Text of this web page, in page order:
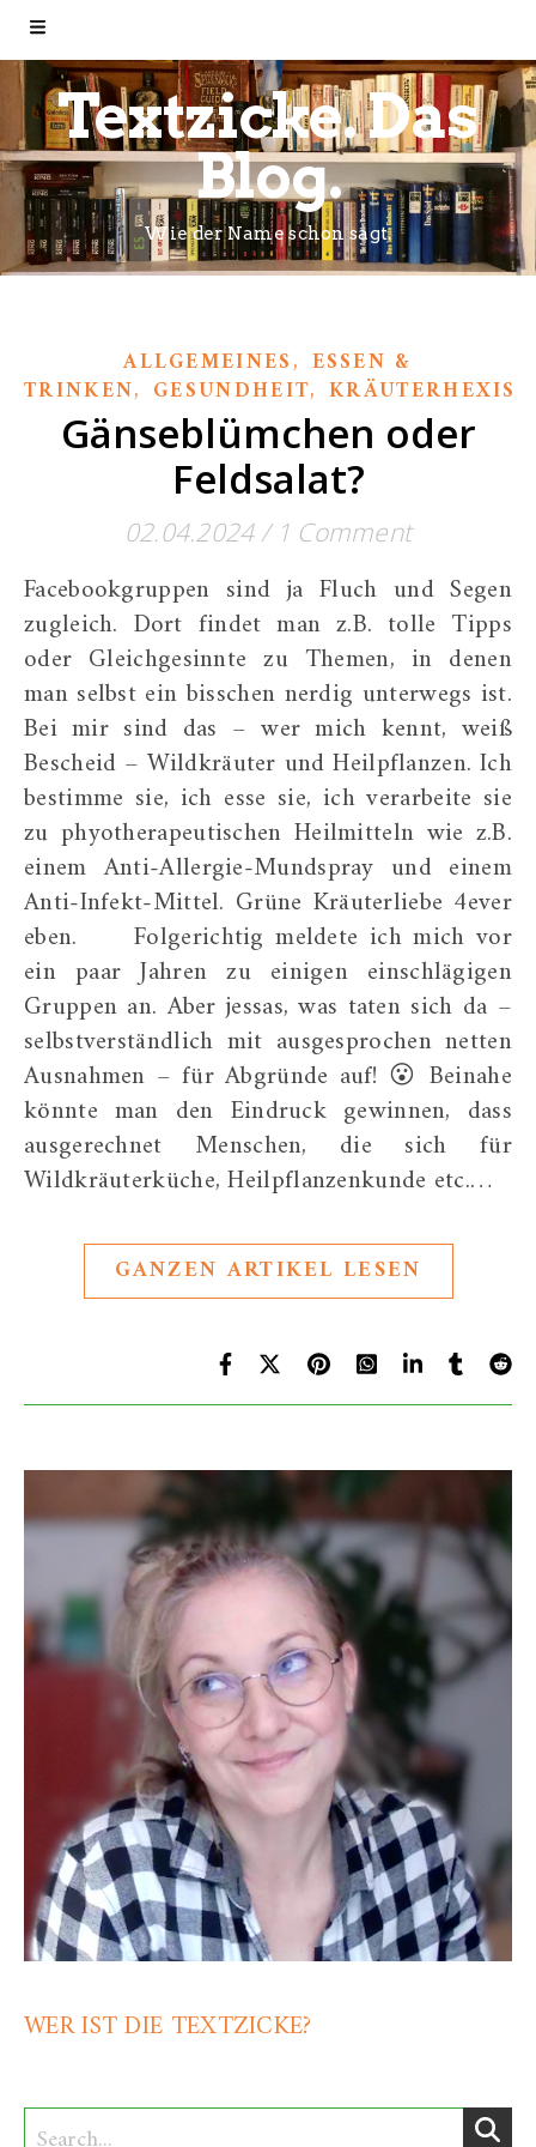
Textzicke. Das
Blog.
Wie der Name schon sagt.
ALLGEMEINES, ESSEN &
TRINKEN, GESUNDHEIT,
Gänseblümchen oder
Feldsalat?
02.04.2024/ 1 Comment
Facebookgruppen sind ja Fluch und Segen
zugleich. Dort findet man z.B. tolle Tipps
oder Gleichgesinnte zu Themen, in denen
man selbst ein bisschen nerdig unterwegs ist.
Bei mir sind das – wer mich kennt, weiß
Bescheid – Wildkräuter und Heilpflanzen. Ich
bestimme sie, ich esse sie, ich verarbeite sie
zu phyotherapeutischen Heilmitteln wie z.B.
einem Anti-Allergie-Mundspray und einem
Anti-Infekt-Mittel. Grüne Kräuterliebe 4ever
eben. Folgerichtig meldete ich mich vor
ein paar Jahren zu einigen einschlägigen
Gruppen an. Aber jessas, was taten sich da –
selbstverständlich mit ausgesprochen netten
Ausnahmen – für Abgründe auf! 😮 Beinahe
könnte man den Eindruck gewinnen, dass
ausgerechnet Menschen, die sich für
Wildkräuterküche, Heilpflanzenkunde etc.…
GANZEN ARTIKEL LESEN
WER IST DIE TEXTZICKE?